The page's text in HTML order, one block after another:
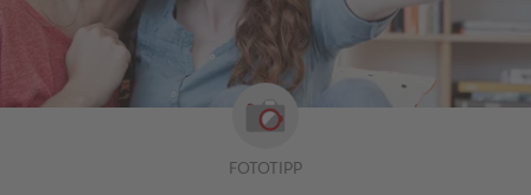
FOTOTIPP